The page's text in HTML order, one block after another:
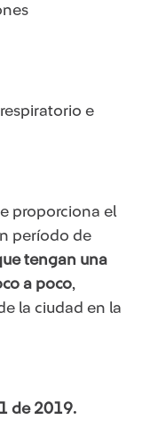
e
proporciona el
período de
tengan una
a poco
la ciudad en la
de 2019.